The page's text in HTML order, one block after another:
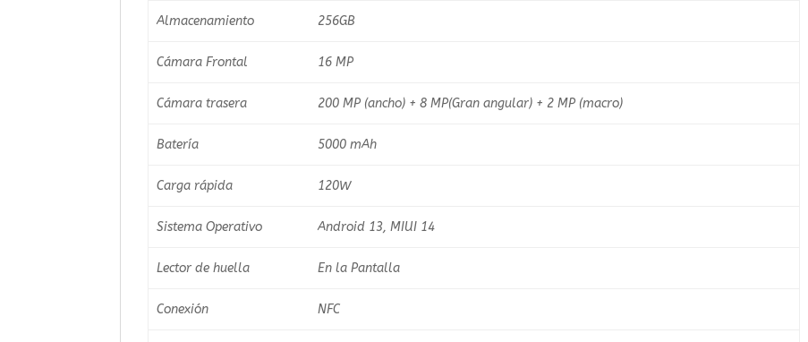
Almacenamiento 256GB
Cámara Frontal 16 MP
Cámara trasera 200 MP (ancho) + 8 MP(Gran angular) + 2 MP (macro)
Batería 5000 mAh
Carga rápida 120W
Sistema Operativo Android 13, MIUI 14
Lector de huella En la Pantalla
Conexión NFC